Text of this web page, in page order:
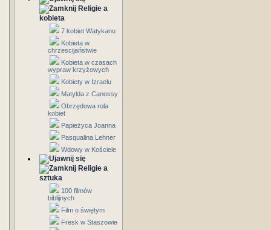
Religie a
kobieta
7 kobiet Watykanu
Kobieta w
chrzescijaństwie
Kobieta w czasach
wypraw krzyżowych
Kobiety w Izraelu
Matylda z Canossy
Obrzędowa rola
kobiet
Papieżyca Joanna
Pasqualina Lehner
Wdowy w Kościele
Religie a
sztuka
100 filmów
biblijnych
Film o świętym
Fresk w Staszowie